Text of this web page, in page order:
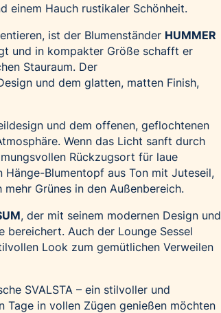
einem Hauch rustikaler Schönheit.
ist der Blumenständer HUMMER
und in kompakter Größe schafft er
Stauraum. Der
und dem glatten, matten Finish,
und dem offenen, geflochtenen
Wenn das Licht sanft durch
Rückzugsort für laue
Hänge-Blumentopf aus Ton mit Juteseil,
Grünes in den Außenbereich.
, der mit seinem modernen Design und
bereichert. Auch der Lounge Sessel
Look zum gemütlichen Verweilen
SVALSTA – ein stilvoller und
in vollen Zügen genießen möchten